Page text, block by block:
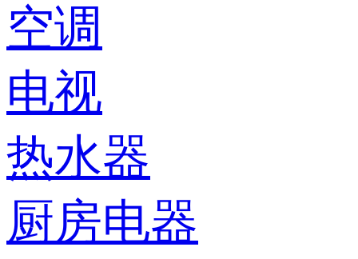
空调
电视
热水器
厨房电器